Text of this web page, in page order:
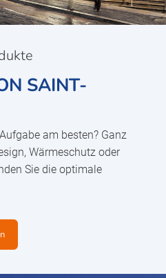
SAINT-
am besten? Ganz
Wärmeschutz oder
Sie die optimale